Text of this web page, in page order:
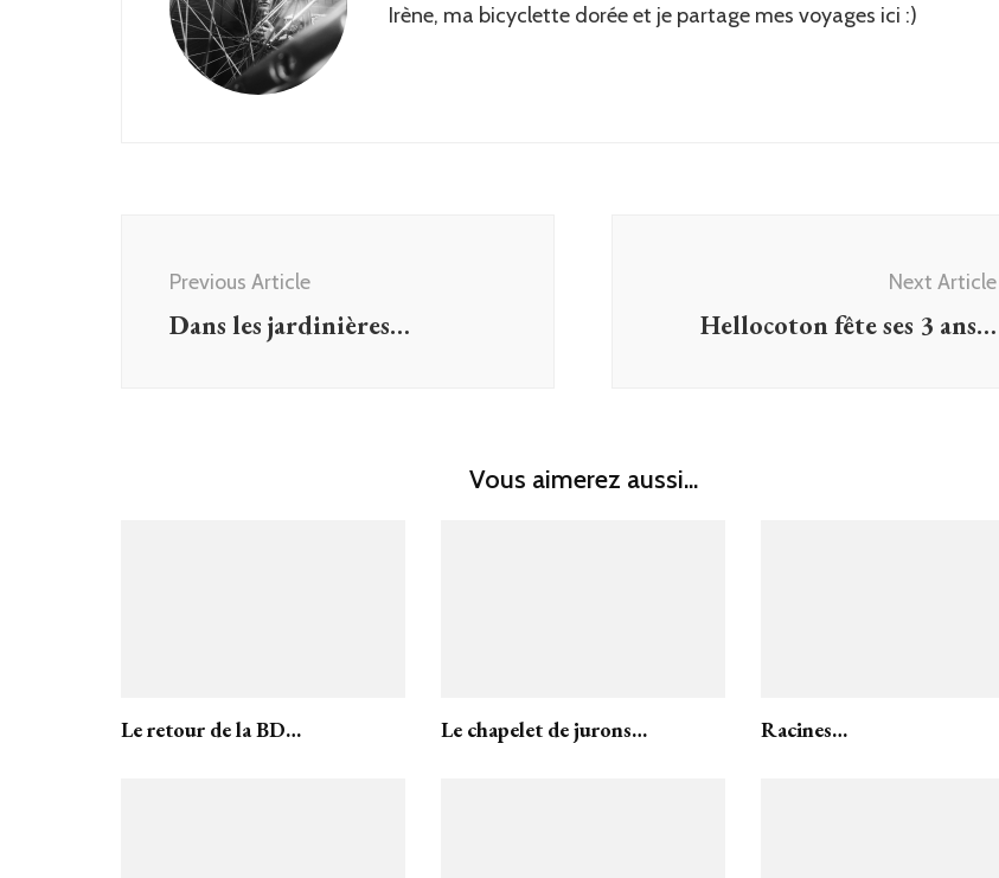
Irène, ma bicyclette dorée et je partage mes voyages ici :)
Navigation
Previous Article
Dans les jardinières…
Next Article
Hellocoton fête ses 3 ans…
Vous aimerez aussi...
Le retour de la BD… Le chapelet de jurons… Racines…